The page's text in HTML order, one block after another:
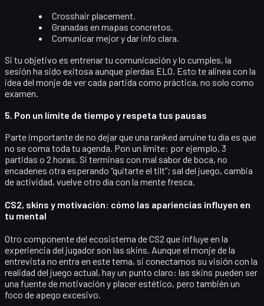
Crosshair placement.
Granadas en mapas concretos.
Comunicar mejor y dar info clara.
Si tu objetivo es entrenar tu comunicación y lo cumples, la
sesión ha sido exitosa aunque pierdas ELO. Esto te alinea con la
idea del monje de ver cada partida como práctica, no solo como
examen.
5. Pon un límite de tiempo y respeta tus pausas
Parte importante de no dejar que una ranked arruine tu día es que
no se coma toda tu agenda. Pon un límite: por ejemplo, 3
partidas o 2 horas. Si terminas con mal sabor de boca, no
encadenes otra esperando “quitarte el tilt”; sal del juego, cambia
de actividad, vuelve otro día con la mente fresca.
CS2, skins y motivación: cómo las apariencias influyen en
tu mental
Otro componente del ecosistema de CS2 que influye en la
experiencia del jugador son las skins. Aunque el monje de la
entrevista no entra en este tema, si conectamos su visión con la
realidad del juego actual, hay un punto claro: las skins pueden ser
una fuente de motivación y placer estético, pero también un
foco de apego excesivo.